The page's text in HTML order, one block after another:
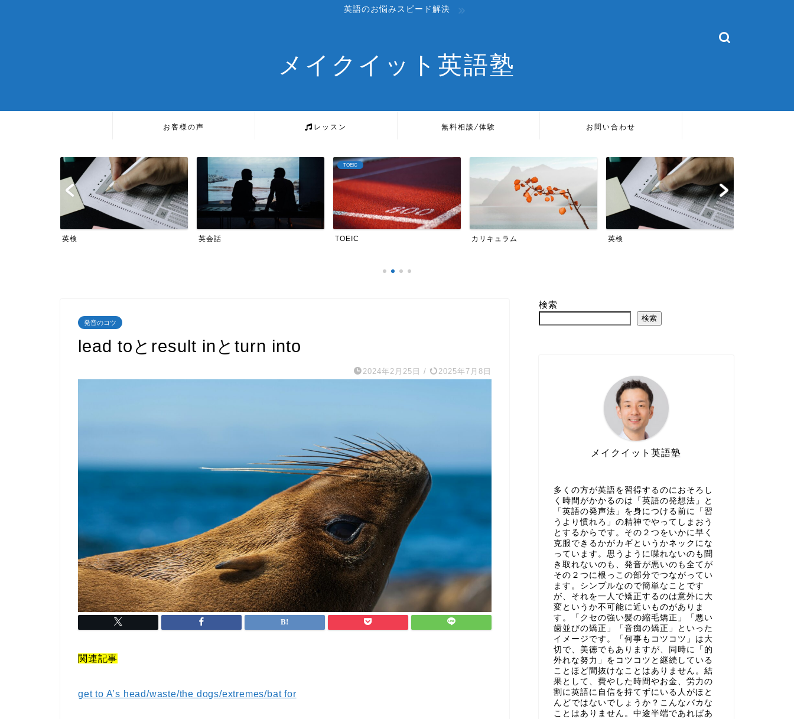
英語のお悩みスピード解決
メイクイット英語塾
お客様の声 レッスン 無料相談/体験 お問い合わせ
英会話 TOEIC カリキュラム 英検 英会話
発音のコツ
lead toとresult inとturn into
2024年2月25日 / 2025年7月8日
関連記事
get to A’s head/waste/the dogs/extremes/bat for
検索
検索
メイクイット英語塾
多くの方が英語を習得するのにおそろし
く時間がかかるのは「英語の発想法」と
「英語の発声法」を身につける前に「習
うより慣れろ」の精神でやってしまおう
とするからです。その２つをいかに早く
克服できるかがカギというかネックにな
っています。思うように喋れないのも聞
き取れないのも、発音が悪いのも全てが
その２つに根っこの部分でつながってい
ます。シンプルなので簡単なことです
が、それを一人で矯正するのは意外に大
変というか不可能に近いものがありま
す。「クセの強い髪の縮毛矯正」「悪い
歯並びの矯正」「音痴の矯正」といった
イメージです。「何事もコツコツ」は大
切で、美徳でもありますが、同時に「的
外れな努力」をコツコツと継続している
ことほど間抜けなことはありません。結
果として、費やした時間やお金、労力の
割に英語に自信を持てずにいる人がほと
んどではないでしょうか？こんなバカな
ことはありません。中途半端であればあ